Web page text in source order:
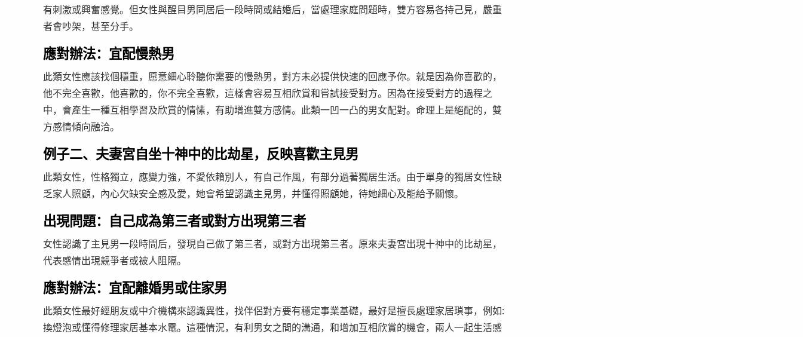
有刺激或興奮感覺。但女性與醒目男同居后一段時間或結婚后，當處理家庭問題時，雙方容易各持己見，嚴重
者會吵架，甚至分手。
應對辦法：宜配慢熱男
此類女性應該找個穩重，愿意細心聆聽你需要的慢熱男，對方未必提供快速的回應予你。就是因為你喜歡的，
他不完全喜歡，他喜歡的，你不完全喜歡，這樣會容易互相欣賞和嘗試接受對方。因為在接受對方的過程之
中，會產生一種互相學習及欣賞的情愫，有助增進雙方感情。此類一凹一凸的男女配對。命理上是絕配的，雙
方感情傾向融洽。
例子二、夫妻宮自坐十神中的比劫星，反映喜歡主見男
此類女性，性格獨立，應變力強，不愛依賴別人，有自己作風，有部分過著獨居生活。由于單身的獨居女性缺
乏家人照顧，內心欠缺安全感及愛，她會希望認識主見男，并懂得照顧她，待她細心及能給予關懷。
出現問題：自己成為第三者或對方出現第三者
女性認識了主見男一段時間后，發現自己做了第三者，或對方出現第三者。原來夫妻宮出現十神中的比劫星，
代表感情出現競爭者或被人阻隔。
應對辦法：宜配離婚男或住家男
此類女性最好經朋友或中介機構來認識異性，找伴侶對方要有穩定事業基礎，最好是擅長處理家居瑣事，例如:
換燈泡或懂得修理家居基本水電。這種情況，有利男女之間的溝通，和增加互相欣賞的機會，兩人一起生活感